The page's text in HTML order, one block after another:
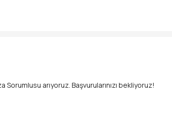
sahibi
arıyoruz. Başvurularınızı bekliyoruz!
hazırlayabilecek arkadaş arıyoruz